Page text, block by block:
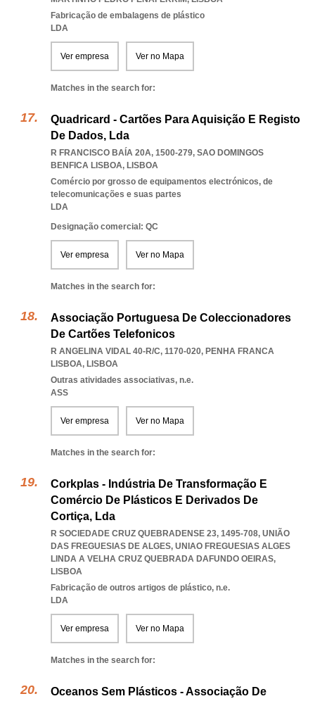
Fabricação de embalagens de plástico
LDA
Ver empresa Ver no Mapa
Matches in the search for:
Quadricard - Cartões Para Aquisição E Registo
De Dados, Lda
R FRANCISCO BAÍA 20A, 1500-279, SAO DOMINGOS
BENFICA LISBOA, LISBOA
Comércio por grosso de equipamentos electrónicos, de
telecomunicações e suas partes
LDA
Designação comercial: QC
Ver empresa Ver no Mapa
Matches in the search for:
Associação Portuguesa De Coleccionadores
De Cartões Telefonicos
R ANGELINA VIDAL 40-R/C, 1170-020, PENHA FRANCA
LISBOA, LISBOA
Outras atividades associativas, n.e.
ASS
Ver empresa Ver no Mapa
Matches in the search for:
Corkplas - Indústria De Transformação E
Comércio De Plásticos E Derivados De
Cortiça, Lda
R SOCIEDADE CRUZ QUEBRADENSE 23, 1495-708, UNIÃO
DAS FREGUESIAS DE ALGES, UNIAO FREGUESIAS ALGES
LINDA A VELHA CRUZ QUEBRADA DAFUNDO OEIRAS,
LISBOA
Fabricação de outros artigos de plástico, n.e.
LDA
Ver empresa Ver no Mapa
Matches in the search for:
Oceanos Sem Plásticos - Associação De